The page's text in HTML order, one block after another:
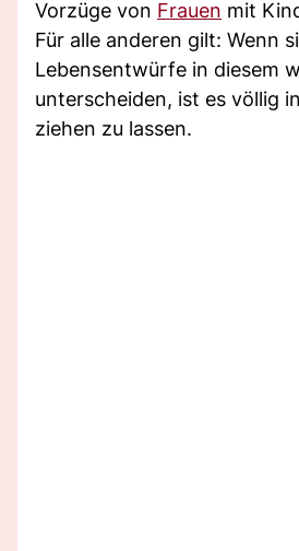
Vorzüge von Frauen mit
Für alle anderen gilt: Wenn
Lebensentwürfe in diesem
unterscheiden, ist es völlig
ziehen zu lassen.